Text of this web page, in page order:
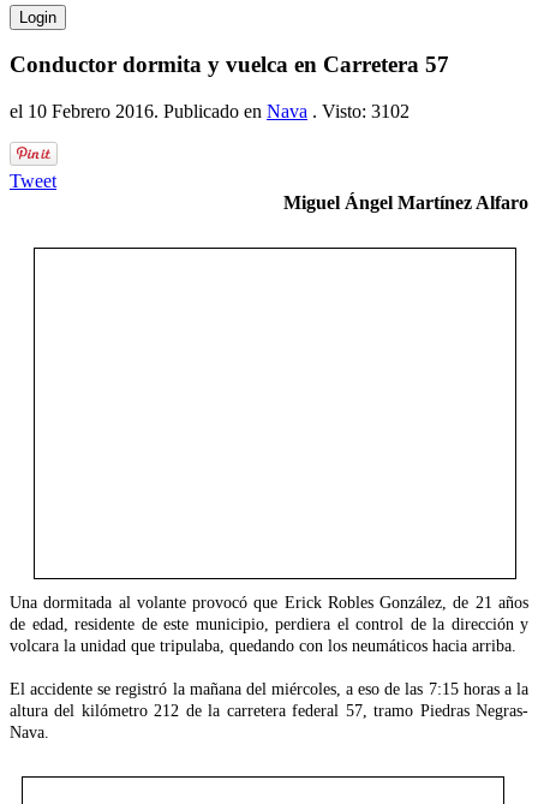
Conductor dormita y vuelca en Carretera 57
el 10 Febrero 2016. Publicado en Nava . Visto: 3102
Tweet
Miguel Ángel Martínez Alfaro
Una dormitada al volante provocó que Erick Robles González, de 21 años
de edad, residente de este municipio, perdiera el control de la dirección y
volcara la unidad que tripulaba, quedando con los neumáticos hacia arriba.
El accidente se registró la mañana del miércoles, a eso de las 7:15 horas a la
altura del kilómetro 212 de la carretera federal 57, tramo Piedras Negras-
Nava.